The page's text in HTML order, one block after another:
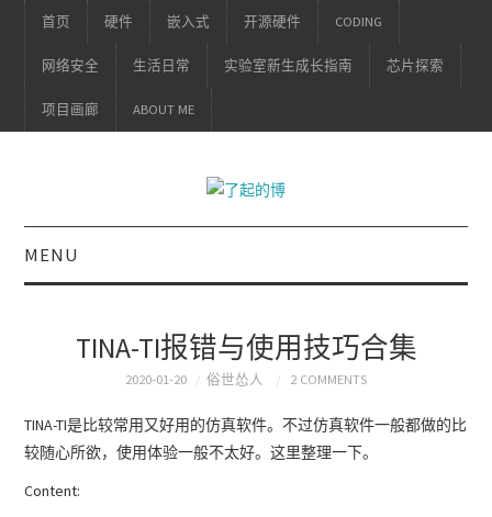
首页 硬件 嵌入式 开源硬件 CODING
网络安全 生活日常 实验室新生成长指南 芯片探索
项目画廊 ABOUT ME
MENU
TINA-TI报错与使用技巧合集
2020-01-20 俗世怂人 2 COMMENTS
TINA-TI是比较常用又好用的仿真软件。不过仿真软件一般都做的比
较随心所欲，使用体验一般不太好。这里整理一下。
Content: